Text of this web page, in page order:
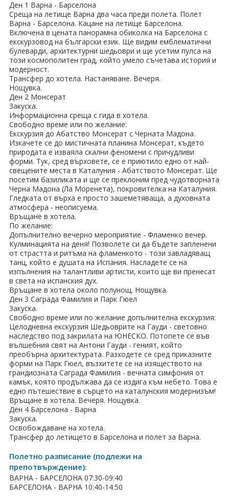
Испания
Франция
Швеция
ПРАЗНИЦИ
Празници в България
Предколедни
Нова година
Великден 2026
ЕКЗОТИКА
Екзотични почивки
КРУИЗИ
САМОЛЕТНИ БИЛЕТИ
ХОТЕЛИ
Хотели в България
Хотели в чужбина
ЕЗИКОВО УЧИЛИЩЕ
SUMMER ENGLISH TALENTS ACADEMY
ВХОД ЗА АГЕНТИ
Ден 1 Варна - Барселона
Среща на летище Варна два часа преди полета. Полет
Варна - Барселона. Кацане на летище Барселона.
Включена в цената панорамна обиколка на Барселона с
екскурзовод на български език. Ще видим емблематични
булеварди, архитектурни шедьоври и ще усетим пулса на
този космополитен град, който умело съчетава история и
модерност.
Трансфер до хотела. Настаняване. Вечеря.
Нощувка.
Ден 2 Монсерат
Закуска.
Информационна среща с гида в хотела.
Свободно време или по желание:
Екскурзия до Абатство Монсерат с Черната Мадона.
Изкачете се до мистичната планина Монсерат, където
природата е изваяла скални феномени с причудливи
форми. Тук, сред върховете, се е приютило едно от най-
свещените места в Каталуния - Абатството Монсерат. Ще
посетим базиликата и ще се преклоним пред чудотворната
Черна Мадона (Ла Моренета), покровителка на Каталуния.
Гледката от върха е просто зашеметяваща, а духовната
атмосфера - неописуема.
Връщане в хотела.
По желание:
Допълнително вечерно мероприятие - Фламенко вечер.
Кулминацията на деня! Позволете си да бъдете запленени
от страстта и ритъма на фламенкото - този завладяващ
танц, който е душата на Испания. Насладете се на
изпълнения на талантливи артисти, които ще ви пренесат
в света на испанския дух.
Връщане в хотела около полунощ. Нощувка.
Ден 3 Саграда Фамилия и Парк Гюел
Закуска.
Свободно време или по желание допълнителна екскурзия:
Целодневна екскурзия Шедьоврите на Гауди - световно
наследство под закрилата на ЮНЕСКО. Потопете се във
вълшебния свят на Антони Гауди - геният, който
преобърна архитектурата. Разходете се сред приказните
форми на Парк Гюел, възхитете се на изяществото на
грандиозната Саграда Фамилия - вечната симфония от
камък, която продължава да се издига към небето. Това е
едно пътешествие в сърцето на каталунския модернизъм!
Връщане в хотела. Вечеря. Нощувка.
Ден 4 Барселона - Варна
Закуска.
Освобождаване на хотела.
Трансфер до летището в Барселона и полет за Варна.
Полетно разписание (подлежи на
препотвърждение):
ВАРНА - БАРСЕЛОНА 07:30-09:40
БАРСЕЛОНА - ВАРНА 10:40-14:50